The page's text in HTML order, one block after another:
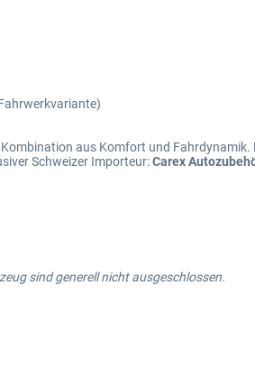
aus Komfort und
Schweizer Importeur:Carex
sind generell nicht ausgeschlossen.